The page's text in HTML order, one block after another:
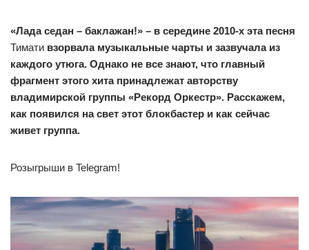
«Лада седан – баклажан!» – в середине 2010-х эта песня
Тимати взорвала музыкальные чарты и зазвучала из
каждого утюга. Однако не все знают, что главный
фрагмент этого хита принадлежат авторству
владимирской группы «Рекорд Оркестр». Расскажем,
как появился на свет этот блокбастер и как сейчас
живет группа.
Розыгрыши в Telegram!